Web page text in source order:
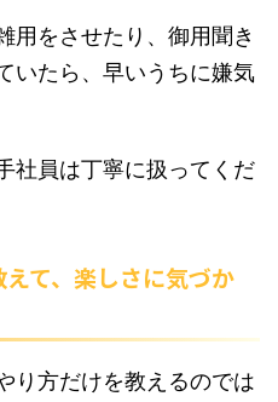
用をさせたり、御用聞き
いたら、早いうちに嫌気
社員は丁寧に扱ってくだ
て、楽しさに気づか
り方だけを教えるのでは